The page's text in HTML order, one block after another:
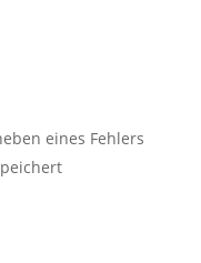
eines Fehlers